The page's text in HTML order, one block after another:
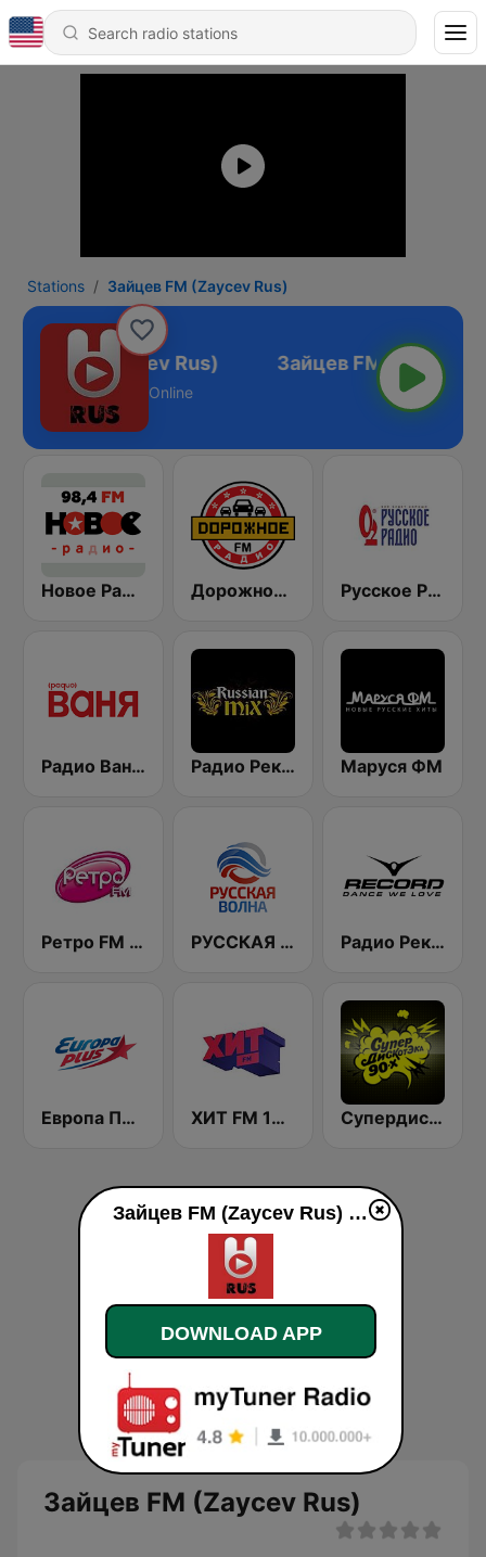
Stations Зайцев FM (Zaycev Rus)
FM (Zaycev Rus)
Online
Новое Радио (New Radio, Novoe Radio) Дорожное Радио (Dorojnoe Radio) Русское Радио
Радио Ваня (Radio Vanya) Радио Рекорд Russian Mix (Radio Record Russian Mix) Маруся ФМ
Ретро FM (Retro FM) РУССКАЯ ВОЛНА - Russian Wave Радио Рекорд 101.9 (Radio Record)
Европа Плюс (Europa Plus) ХИТ FM 107.4 (Hit FM) Супердискотека 90х Радио Рекорд (Radio Record 90s Superdisco)
Зайцев FM (Zaycev Rus)
Зайцев FM (Zaycev Rus) live
DOWNLOAD APP